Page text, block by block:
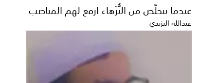
عندما تتخلّص من النُّزَهاء ارفع لهم المناصب
عبدالله اليزيدي